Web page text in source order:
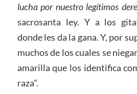
lucha por nuestro legítimos
sacrosanta ley. Y a los
donde les da la gana. Y, por
muchos de los cuales se
amarilla que los identifica
raza”.